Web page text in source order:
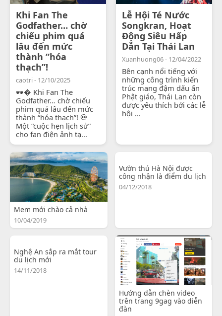
Khi Fan The
Godfather… chờ
chiếu phim quá
lâu đến mức
thành “hóa
thạch”!
caotri - 12/10/2025
🕶� Khi Fan The
Godfather… chờ chiếu
phim quá lâu đến mức
thành “hóa thạch”! 💀
Một “cuộc hẹn lịch sử”
cho fan điện ảnh tạ...
Lễ Hội Té Nước
Songkran, Hoạt
Động Siêu Hấp
Dẫn Tại Thái Lan
Xuanhuong06 - 12/04/2022
Bên cạnh nổi tiếng với
những công trình kiến
trúc mang đậm dấu ấn
Phật giáo, Thái Lan còn
được yêu thích bởi các lễ
hội ...
Mem mới chào cả nhà
10/04/2019
Vườn thú Hà Nội được
công nhận là điểm du lịch
04/12/2018
Nghệ An sắp ra mắt tour
du lịch mới
14/11/2018
Hướng dẫn chèn video
trên trang 9gag vào diễn
đàn